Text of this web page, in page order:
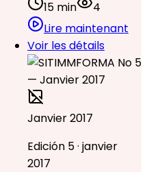
15 min
4
Lire maintenant
Voir les détails
Janvier 2017
Edición 5 · janvier
2017